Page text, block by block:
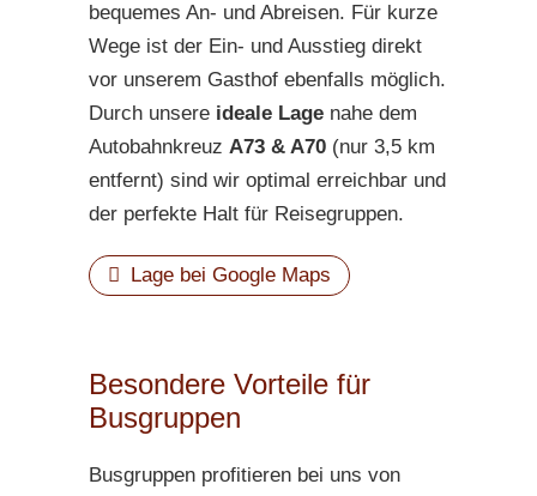
bequemes An- und Abreisen. Für kurze
Wege ist der Ein- und Ausstieg direkt
vor unserem Gasthof ebenfalls möglich.
Durch unsere ideale Lage nahe dem
Autobahnkreuz A73 & A70 (nur 3,5 km
entfernt) sind wir optimal erreichbar und
der perfekte Halt für Reisegruppen.
Lage bei Google Maps
Besondere Vorteile für
Busgruppen
Busgruppen profitieren bei uns von